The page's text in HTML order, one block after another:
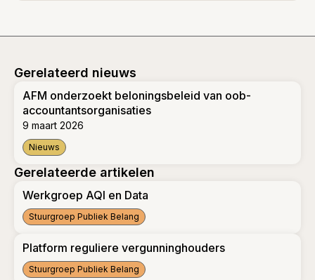
Gerelateerd nieuws
AFM onderzoekt beloningsbeleid van oob-
accountantsorganisaties
9 maart 2026
Nieuws
Gerelateerde artikelen
Werkgroep AQI en Data
Stuurgroep Publiek Belang
Platform reguliere vergunninghouders
Stuurgroep Publiek Belang